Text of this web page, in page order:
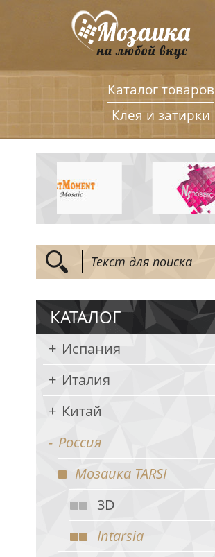
Каталог товаров
Клея и затирки
КАТАЛОГ
Испания
Италия
Китай
Россия
Мозаика TARSI
3D
Intarsia